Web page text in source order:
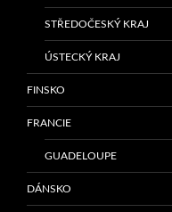
STŘEDOČESKÝ KRAJ
ÚSTECKÝ KRAJ
FINSKO
FRANCIE
GUADELOUPE
DÁNSKO